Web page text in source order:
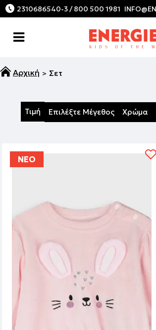
2310686540-3 / 800 500 1981
Σετ
Τιμή Επιλέξτε Μέγεθος Χρώμα
ΝΕΟ